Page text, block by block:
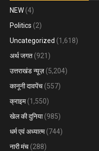
NEW (4)
Politics (2)
Uncategorized (1,618)
अर्थ जगत (921)
उत्तराखंड न्यूज़ (5,204)
कानूनी दावपेंच (557)
क्राइम(1,550)
खेल की दुनिया(985)
धर्म एवं अध्यात्म(744)
नारी मंच (288)